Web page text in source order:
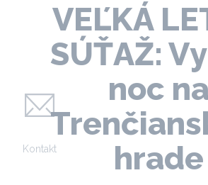
VEĽKÁ
SÚŤAŽ:
noc na
hrade
Kontakt